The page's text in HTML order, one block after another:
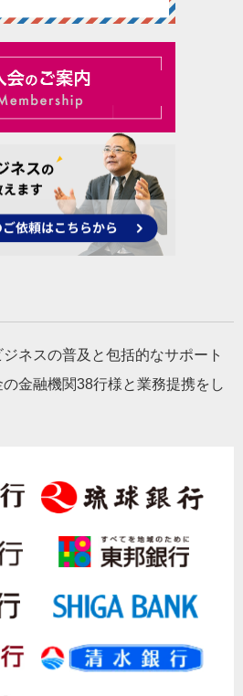
ネスの普及と包括的なサポート
金融機関38行様と業務提携をし